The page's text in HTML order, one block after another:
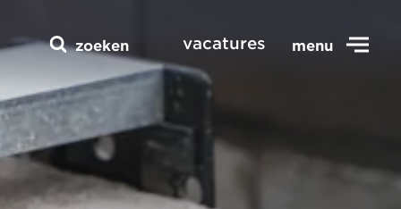
menu
vacatures
zoeken